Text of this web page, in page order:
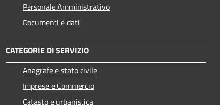
Personale Amministrativo
Documenti e dati
CATEGORIE DI SERVIZIO
Anagrafe e stato civile
Imprese e Commercio
Catasto e urbanistica